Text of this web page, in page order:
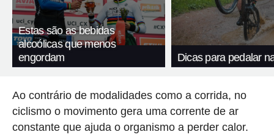
Estas são as bebidas
alcoólicas que menos
engordam
Dicas para pedalar
Ao contrário de modalidades como a corrida, no
ciclismo o movimento gera uma corrente de ar
constante que ajuda o organismo a perder calor.